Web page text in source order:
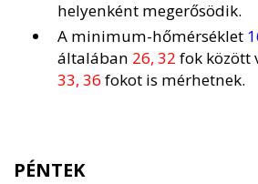
helyenként megerősödik.
A minimum-hőmérséklet
általában 26, 32 fok között
33, 36 fokot is mérhetnek.
PÉNTEK